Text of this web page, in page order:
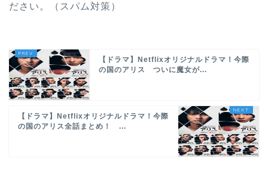
ださい。（スパム対策）
【ドラマ】Netflixオリジナルドラマ！今際
の国のアリス ついに魔女が...
【ドラマ】Netflixオリジナルドラマ！今際
の国のアリス全話まとめ！ ...